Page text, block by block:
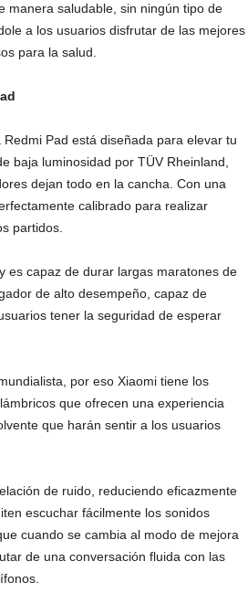
manera saludable, sin ningún tipo de
a los usuarios disfrutar de las mejores
para la salud.
Pad está diseñada para elevar tu
baja luminosidad por TÜV Rheinland,
dejan todo en la cancha. Con una
calibrado para realizar
partidos.
es capaz de durar largas maratones de
de alto desempeño, capaz de
tener la seguridad de esperar
por eso Xiaomi tiene los
que ofrecen una experiencia
que harán sentir a los usuarios
de ruido, reduciendo eficazmente
escuchar fácilmente los sonidos
cuando se cambia al modo de mejora
de una conversación fluida con las